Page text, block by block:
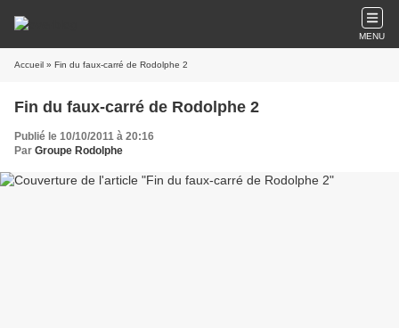
MENU
Accueil » Fin du faux-carré de Rodolphe 2
Fin du faux-carré de Rodolphe 2
Publié le 10/10/2011 à 20:16
Par Groupe Rodolphe